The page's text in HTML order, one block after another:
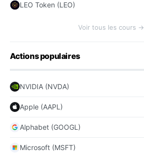
LEO Token (LEO)
Voir tous les cours →
Actions populaires
NVIDIA (NVDA)
Apple (AAPL)
Alphabet (GOOGL)
Microsoft (MSFT)